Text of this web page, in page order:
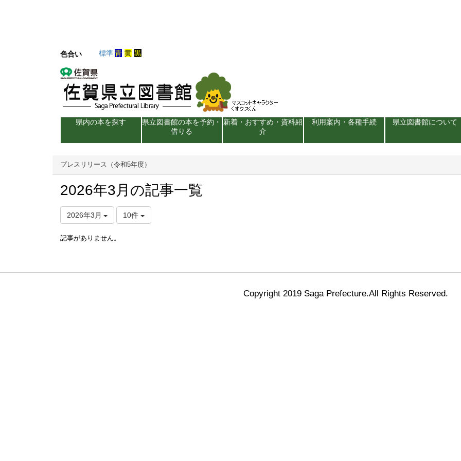
色合い 標準青 黄 黒
県内の本を探す
県立図書館の本を予約・
借りる
新着・おすすめ・資料紹
介
利用案内・各種手続 県立図書館について
プレスリリース（令和5年度）
2026年3月の記事一覧
2026年3月 10件
記事がありません。
Copyright 2019 Saga Prefecture.All Rights Reserved.